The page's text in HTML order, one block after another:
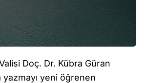
Doç. Dr. Kübra Güran
yazmayı yeni öğrenen